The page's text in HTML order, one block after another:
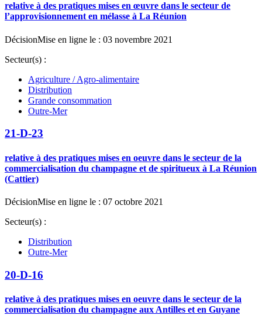
relative à des pratiques mises en œuvre dans le secteur de
l’approvisionnement en mélasse à La Réunion
DécisionMise en ligne le : 03 novembre 2021
Secteur(s) :
Agriculture / Agro-alimentaire
Distribution
Grande consommation
Outre-Mer
21-D-23
relative à des pratiques mises en oeuvre dans le secteur de la
commercialisation du champagne et de spiritueux à La Réunion
(Cattier)
DécisionMise en ligne le : 07 octobre 2021
Secteur(s) :
Distribution
Outre-Mer
20-D-16
relative à des pratiques mises en oeuvre dans le secteur de la
commercialisation du champagne aux Antilles et en Guyane